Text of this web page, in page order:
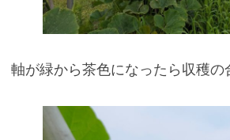
軸が緑から茶色になったら収穫の